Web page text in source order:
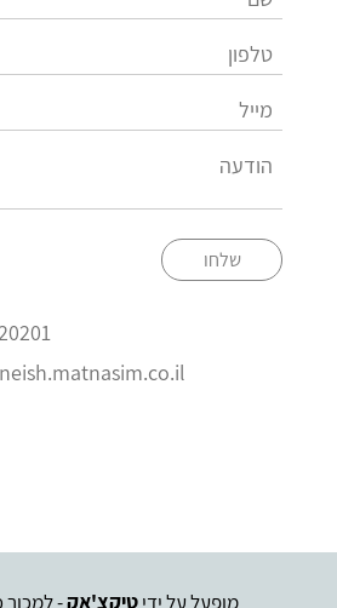
שלחו
מופעל על ידיטיקצ'אק- למכור